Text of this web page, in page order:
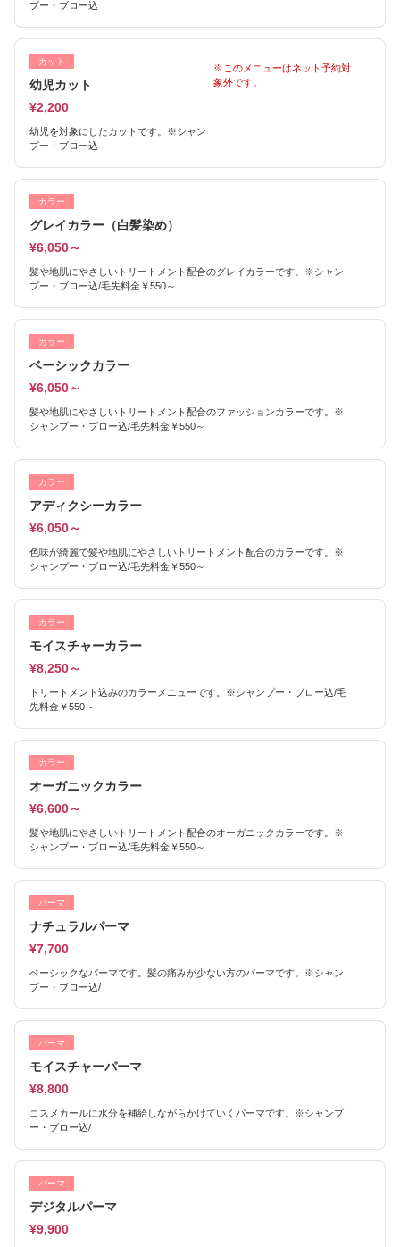
プー・ブロー込
カット
幼児カット
¥2,200
幼児を対象にしたカットです。※シャン
プー・ブロー込
※このメニューはネット予約対
象外です。
カラー
グレイカラー（白髪染め）
¥6,050～
髪や地肌にやさしいトリートメント配合のグレイカラーです。※シャン
プー・ブロー込/毛先料金￥550～
カラー
ベーシックカラー
¥6,050～
髪や地肌にやさしいトリートメント配合のファッションカラーです。※
シャンプー・ブロー込/毛先料金￥550～
カラー
アディクシーカラー
¥6,050～
色味が綺麗で髪や地肌にやさしいトリートメント配合のカラーです。※
シャンプー・ブロー込/毛先料金￥550～
カラー
モイスチャーカラー
¥8,250～
トリートメント込みのカラーメニューです。※シャンプー・ブロー込/毛
先料金￥550～
カラー
オーガニックカラー
¥6,600～
髪や地肌にやさしいトリートメント配合のオーガニックカラーです。※
シャンプー・ブロー込/毛先料金￥550～
パーマ
ナチュラルパーマ
¥7,700
ベーシックなパーマです。髪の痛みが少ない方のパーマです。※シャン
プー・ブロー込/
パーマ
モイスチャーパーマ
¥8,800
コスメカールに水分を補給しながらかけていくパーマです。※シャンプ
ー・ブロー込/
パーマ
デジタルパーマ
¥9,900